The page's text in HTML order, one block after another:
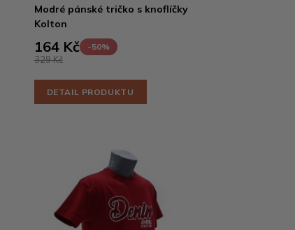
Modré pánské tričko s knoflíčky
Kolton
164 Kč -50%
329 Kč
DETAIL PRODUKTU